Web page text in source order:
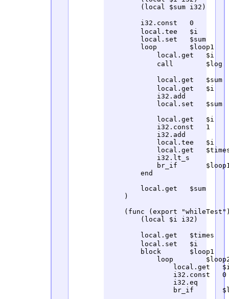
        (local $sum i32)
i32.const   0
        local.tee   $i
        local.set   $sum
        loop        $loop1
local.get   $i
            call        $log
local.get   $sum
            local.get   $i
            i32.add
            local.set   $sum
local.get   $i
            i32.const   1
            i32.add
            local.tee   $i
local.get
i32.lt_s
br_if
        end
        local.get   $sum
    )
(func (export
        (local $i i32)
local.get   $times
        local.set   $i
        block       $loop1
loop
local.get
                i32.const   0
                i32.eq
br_if